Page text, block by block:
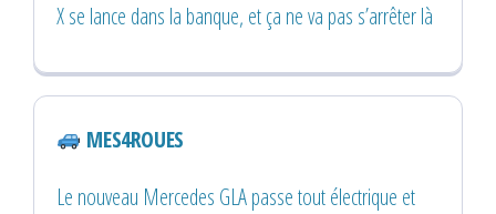
X se lance dans la banque, et ça ne va pas s’arrêter là
MES4ROUES
Le nouveau Mercedes GLA passe tout électrique et